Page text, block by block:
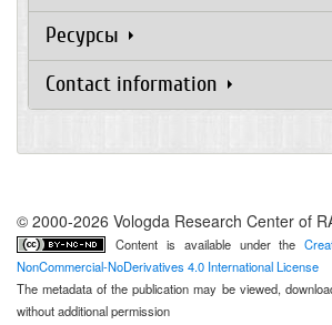
Ресурсы
Contact information
© 2000-2026 Vologda Research Center of
Content is available under the
NonCommercial-NoDerivatives 4.0 International License
The metadata of the publication may be viewed,
without additional permission